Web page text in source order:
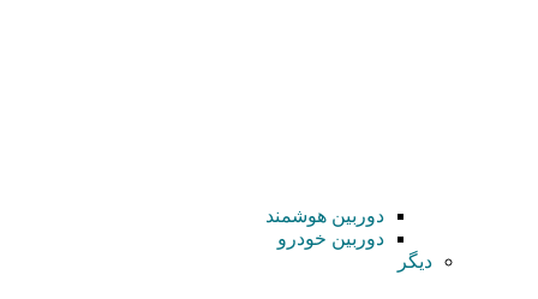
دوربین هوشمند
دوربین خودرو
دیگر